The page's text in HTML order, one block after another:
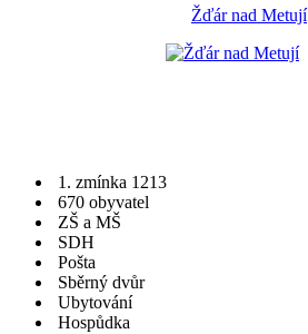
Žďár nad Metují
1. zmínka 1213
670 obyvatel
ZŠ a MŠ
SDH
Pošta
Sběrný dvůr
Ubytování
Hospůdka